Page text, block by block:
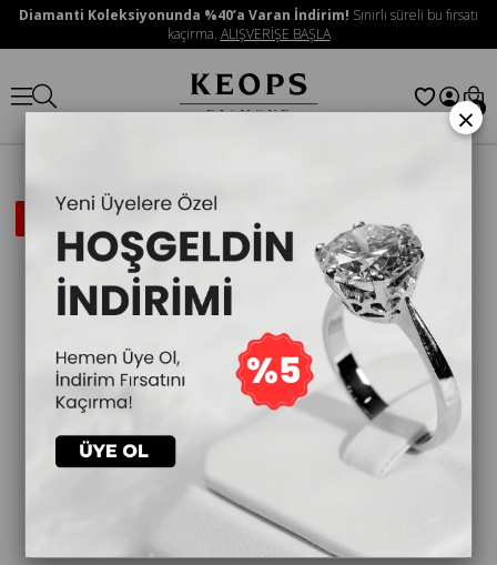
Diamanti Koleksiyonunda %40’a Varan İndirim! Sınırlı süreli bu fırsatı
kaçırma. ALIŞVERİŞE BAŞLA
0
İNDIRIMLI
×